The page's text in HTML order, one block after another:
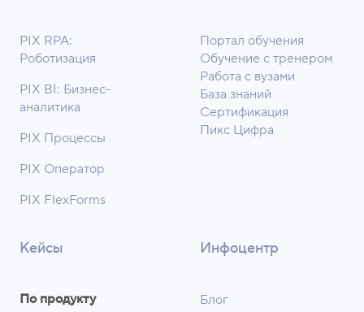
PIX RPA:
Роботизация
PIX BI: Бизнес-
аналитика
PIX Процессы
PIX Оператор
PIX FlexForms
Портал обучения
Обучение с тренером
Работа с вузами
База знаний
Сертификация
Пикс Цифра
Кейсы
По продукту
Инфоцентр
Блог